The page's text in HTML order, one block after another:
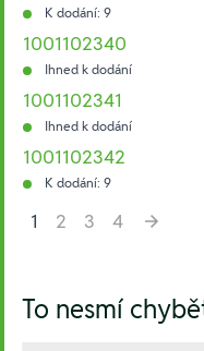
K dodání: 9
1001102340
Ihned k dodání
1001102341
Ihned k dodání
1001102342
K dodání: 9
1
2 3
4
To nesmí